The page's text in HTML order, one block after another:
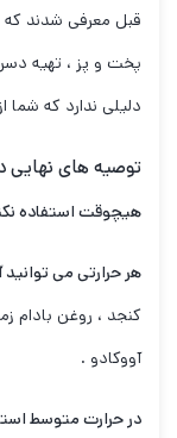
قبل معرفی شدند که
پخت و پز ، تهیه
دلیلی ندارد که شما
توصیه های نهایی
هیچوقت استفاده
هر حرارتی می توانید
کنجد ، روغن بادام
آووکادو .
در حرارت متوسط